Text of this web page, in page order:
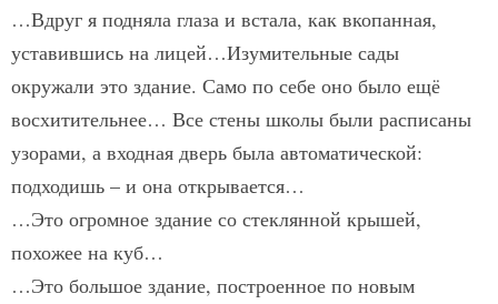
…Вдруг я подняла глаза и встала, как вкопанная,
уставившись на лицей…Изумительные сады
окружали это здание. Само по себе оно было ещё
восхитительнее… Все стены школы были расписаны
узорами, а входная дверь была автоматической:
подходишь – и она открывается…
…Это огромное здание со стеклянной крышей,
похожее на куб…
…Это большое здание, построенное по новым